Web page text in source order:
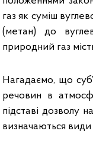
газ як суміш
(метан) до
природний газ
Нагадаємо, що
речовин в
підставі дозволу
визначаються